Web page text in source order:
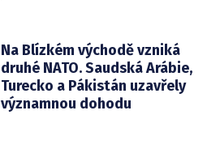
Na Blízkém východě vzniká
druhé NATO. Saudská Arábie,
Turecko a Pákistán uzavřely
významnou dohodu